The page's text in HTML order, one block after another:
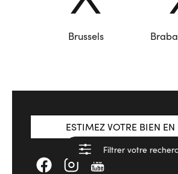
Filtrer votre
Brussels
ESTIMEZ VOTRE BIEN EN